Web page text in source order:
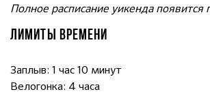
Полное расписание уикенда появится
ЛИМИТЫ ВРЕМЕНИ
Заплыв: 1 час 10 минут
Велогонка: 4 часа